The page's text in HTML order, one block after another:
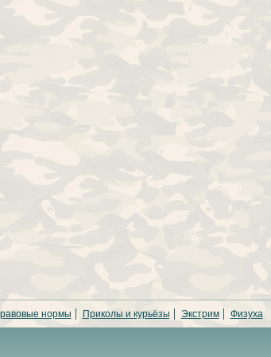
нормы Приколы и курьёзы Экстрим Физуха